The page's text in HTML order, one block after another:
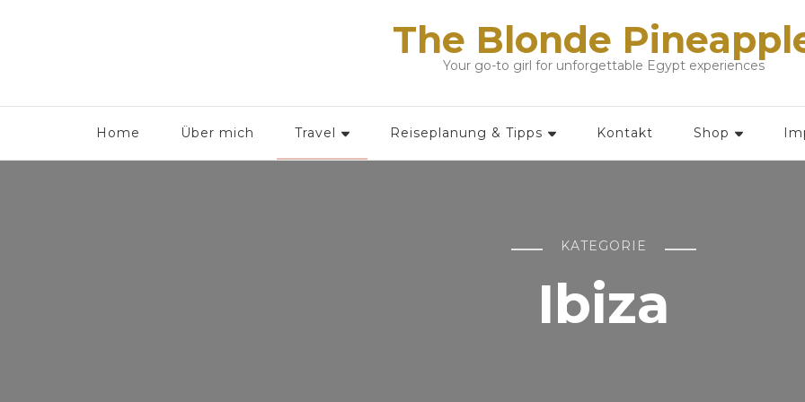
The Blonde
Your go-to girl for unforgettable Egypt experiences
Home Über mich Travel Reiseplanung & Tipps Kontakt Shop
KATEGORIE
Ibiza